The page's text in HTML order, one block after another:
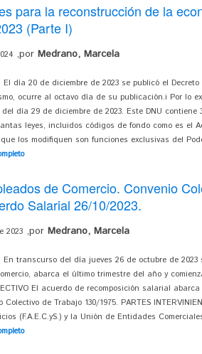
para la reconstrucción de la
(Parte I)
,por Medrano, Marcela
El día 20 de diciembre de 2023 se publicó el
ocurre al octavo día de su publicación.i Por lo
día 29 de diciembre de 2023. Este DNU
leyes, incluidos códigos de fondo como es el
los modifiquen son funciones exclusivas del
de Comercio. Convenio
Salarial 26/10/2023.
2023 ,por Medrano, Marcela
En transcurso del día jueves 26 de octubre de
abarca el último trimestre del año y
El acuerdo de recomposición salarial
Colectivo de Trabajo 130/1975. PARTES
(F.A.E.C.yS.) y la Unión de Entidades